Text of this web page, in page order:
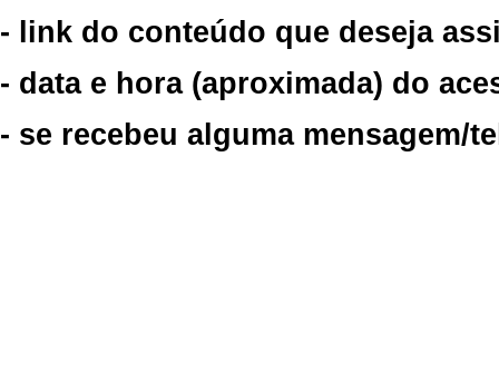
- link do conteúdo que deseja
- data e hora (aproximada) do
- se recebeu alguma mensagem/